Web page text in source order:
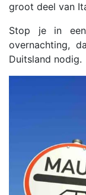
groot deel van
Stop je in
overnachting,
Duitsland nodig.